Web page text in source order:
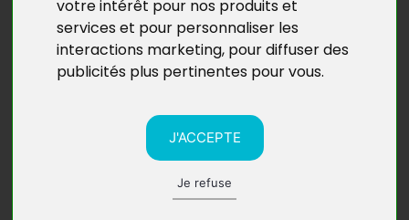
votre intérêt pour nos produits et
services et pour personnaliser les
interactions marketing, pour diffuser des
publicités plus pertinentes pour vous.
J'ACCEPTE
Je refuse